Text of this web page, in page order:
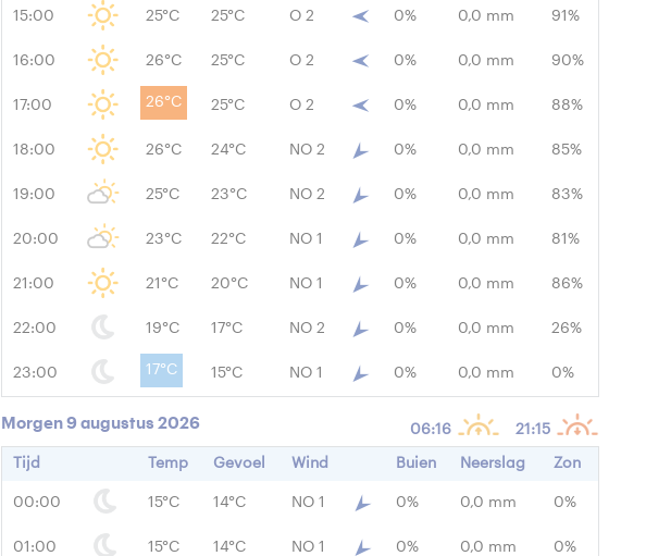
15:00 25°C 25°C O 2 0% 0,0 mm 91%
16:00 26°C 25°C O 2 0% 0,0 mm 90%
17:00 26°C 25°C O 2 0% 0,0 mm 88%
18:00 26°C 24°C NO 2 0% 0,0 mm 85%
19:00 25°C 23°C NO 2 0% 0,0 mm 83%
20:00 23°C 22°C NO 1 0% 0,0 mm 81%
21:00 21°C 20°C NO 1 0% 0,0 mm 86%
22:00 19°C 17°C NO 2 0% 0,0 mm 26%
23:00 17°C 15°C NO 1 0% 0,0 mm 0%
Morgen 9 augustus 2026 06:16 21:15
Tijd Temp Gevoel Wind Buien Neerslag Zon
00:00 15°C 14°C NO 1 0% 0,0 mm 0%
01:00 15°C 14°C NO 1 0% 0,0 mm 0%